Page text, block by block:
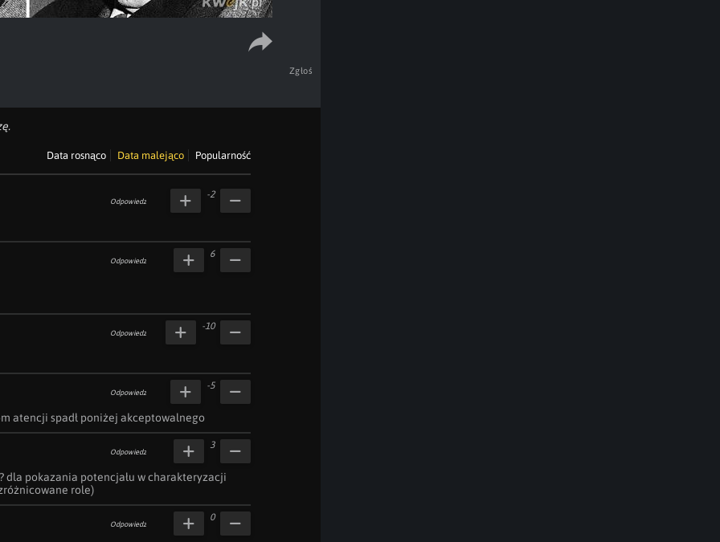
Zgłoś
Data rosnąco Data malejąco Popularność
Odpowiedz
-2
Odpowiedz
6
Odpowiedz
-10
Odpowiedz
atencji spadł poniżej akceptowalnego
-5
Odpowiedz
dla pokazania potencjału w charakteryzacji
role)
3
Odpowiedz
0